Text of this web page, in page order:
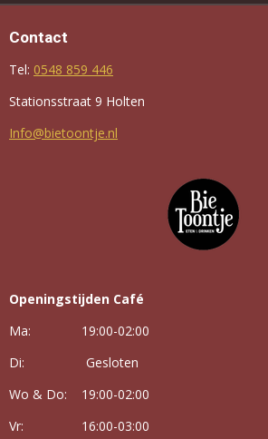
Contact
Tel: 0548 859 446
Stationsstraat 9 Holten
Info@bietoontje.nl
Openingstijden Café
Ma: 19:00-02:00
Di: Gesloten
Wo & Do: 19:00-02:00
Vr: 16:00-03:00